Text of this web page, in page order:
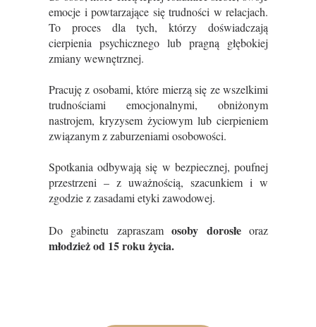
emocje i powtarzające się trudności w relacjach.
To proces dla tych, którzy doświadczają
cierpienia psychicznego lub pragną głębokiej
zmiany wewnętrznej.
Pracuję z osobami, które mierzą się ze wszelkimi
trudnościami emocjonalnymi, obniżonym
nastrojem, kryzysem życiowym lub cierpieniem
związanym z zaburzeniami osobowości.
Spotkania odbywają się w bezpiecznej, poufnej
przestrzeni – z uważnością, szacunkiem i w
zgodzie z zasadami etyki zawodowej.
Do gabinetu zapraszamosoby dorosłeoraz
młodzież od 15 roku życia.